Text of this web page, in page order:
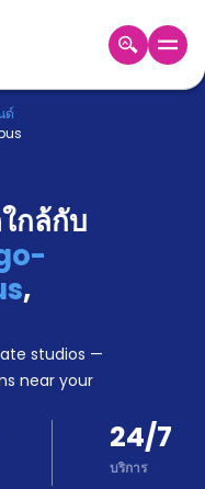
ด์
กล้กับ
,
studios —
near your
24/7
บริการ